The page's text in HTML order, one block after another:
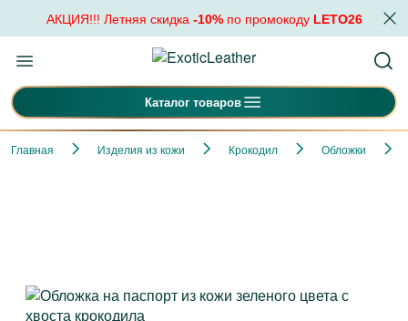
АКЦИЯ!!! Летняя скидка -10%по промокоду LETO26
Каталог товаров
Главная Изделия из кожи Крокодил Обложки